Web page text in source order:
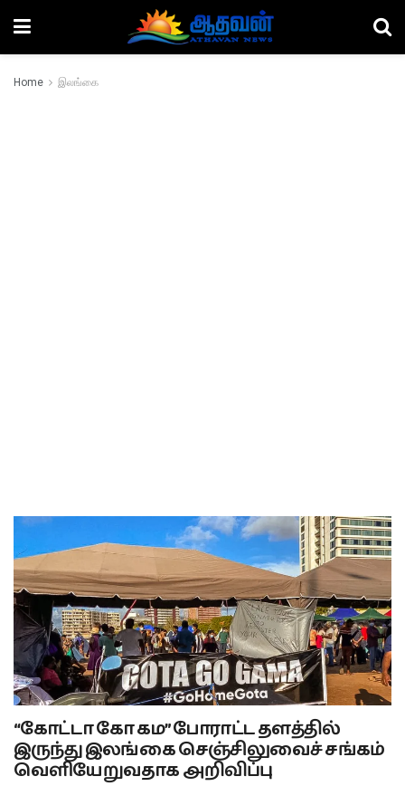
Home இலங்கை
“கோட்டா கோ கம” போராட்ட தளத்தில்
இருந்து இலங்கை செஞ்சிலுவைச் சங்கம்
வெளியேறுவதாக அறிவிப்பு